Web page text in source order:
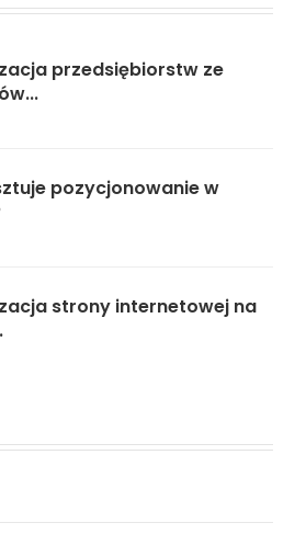
przedsiębiorstw ze
pozycjonowanie w
strony internetowej na